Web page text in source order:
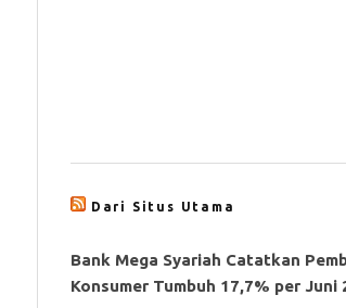
Dari Situs Utama
Bank Mega Syariah Catatkan
Konsumer Tumbuh 17,7% per Juni